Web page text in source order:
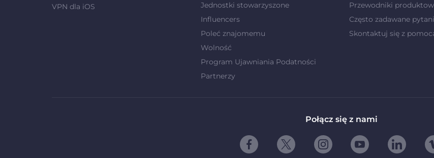
VPN dla iOS
Jednostki stowarzyszone
Influencers
Poleć znajomemu
Wolność
Program Ujawniania Podatności
Partnerzy
Przewodniki
Często zadawane
Skontaktuj się z
Połącz się z nami